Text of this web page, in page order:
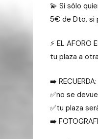
💫 Si sólo
5€ de Dto. si
⚡ EL AFORO
tu plaza a
➡️ RECUERDA:
✅no se
✅tu plaza
➡️